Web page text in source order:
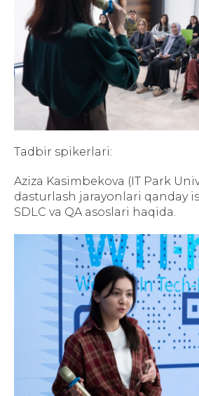
Tadbir spikerlari:
Aziza Kasimbekova (IT Park
dasturlash jarayonlari qanday
SDLC va QA asoslari haqida.